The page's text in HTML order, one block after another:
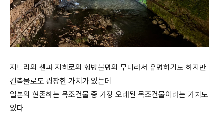
지브리의 센과 지히로의 행방불명의 무대라서 유명하기도 하지만
건축물로도 굉장한 가치가 있는데
일본의 현존하는 목조건물 중 가장 오래된 목조건물이라는 가치도
있다